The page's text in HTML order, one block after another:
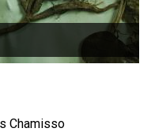
Chamisso